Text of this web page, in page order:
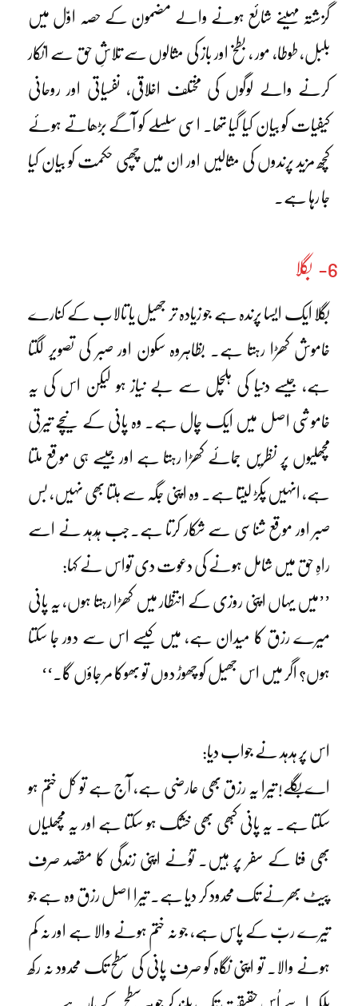
گزشتہ مہینے شائع ہونے والے مضمون کے حصہ اوّل میں
بلبل، طوطا، مور ، بطخ اور باز کی مثالوں سے تلاشِ حق سے انکار
کرنے والے لوگوں کی مختلف اخلاقی، نفسیاتی اور روحانی
کیفیات کو بیان کیا گیا تھا۔ اسی سلسلے کو آگے بڑھاتے ہوئے
کچھ مزید پرندوں کی مثالیں اور ان میں چھپی حکمت کو بیان کیا
جا رہا ہے۔
6- بگلا
بگلا ایک ایسا پرندہ ہے جو زیادہ تر جھیل یا تالاب کے کنارے
خاموش کھڑا رہتا ہے۔ بظاہروہ سکون اور صبر کی تصویر لگتا
ہے، جیسے دنیا کی ہلچل سے بے نیاز ہو لیکن اس کی یہ
خاموشی اصل میں ایک چال ہے۔ وہ پانی کے نیچے تیرتی
مچھلیوں پر نظریں جمائے کھڑا رہتا ہے اور جیسے ہی موقع ملتا
ہے، انہیں پکڑ لیتا ہے۔ وہ اپنی جگہ سے ہلتا بھی نہیں، بس
صبر اور موقع شناسی سے شکار کرتا ہے۔جب ہُدہد نے اسے
راہِ حق میں شامل ہونے کی دعوت دی تواس نے کہا:
’’میں یہاں اپنی روزی کے انتظار میں کھڑا رہتا ہوں، یہ پانی
میرے رزق کا میدان ہے، میں کیسے اس سے دور جا سکتا
ہوں؟ اگر میں اس جھیل کو چھوڑ دوں تو بھوکا مر جاؤں گا۔‘‘
اس پر ہدہد نے جواب دیا:
اے بگلے! تیرا یہ رزق بھی عارضی ہے، آج ہے تو کل ختم ہو
سکتا ہے۔ یہ پانی کبھی بھی خشک ہو سکتا ہے اور یہ مچھلیاں
بھی فنا کے سفر پر ہیں۔ توُنے اپنی زندگی کا مقصد صرف
پیٹ بھرنے تک محدود کر دیا ہے۔ تیرا اصل رزق وہ ہے جو
تیرے ربّ کے پاس ہے، جو نہ ختم ہونے والا ہے اور نہ کم
ہونے والا۔ تو اپنی نگاہ کو صرف پانی کی سطح تک محدود نہ رکھ